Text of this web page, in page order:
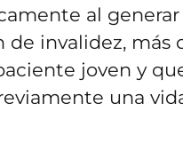
al generar
de invalidez, más
joven y
una